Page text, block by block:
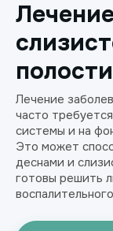
Лечение
часто
системы и на
Это может
деснами и
готовы решить